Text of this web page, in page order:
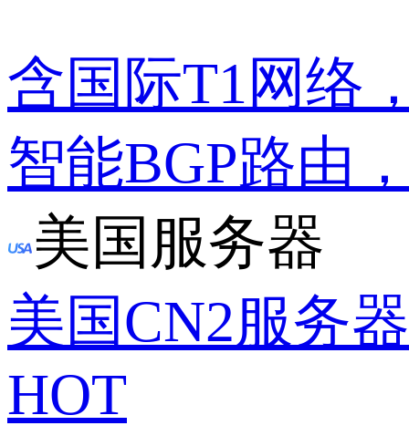
含国际T1网络
智能BGP路由
美国服务器
美国CN2服务器
HOT